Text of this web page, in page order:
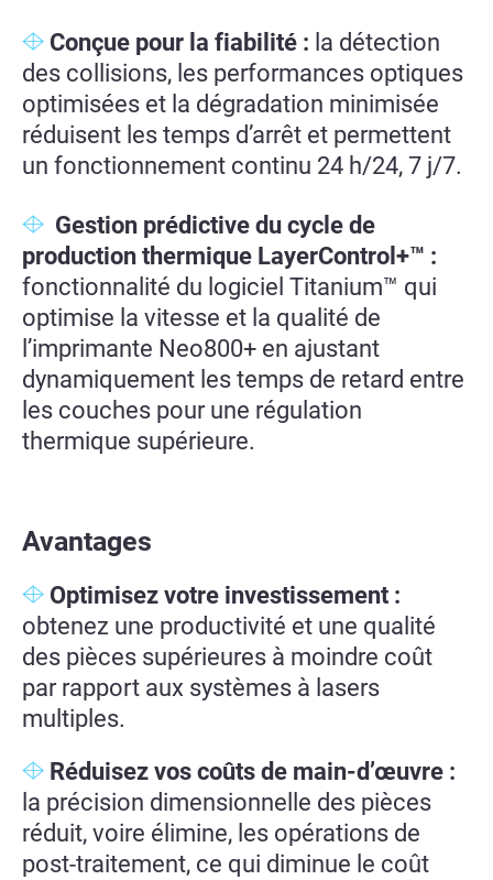
Conçue pour la fiabilité : la détection
des collisions, les performances optiques
optimisées et la dégradation minimisée
réduisent les temps d’arrêt et permettent
un fonctionnement continu 24 h/24, 7 j/7.
Gestion prédictive du cycle de
production thermique LayerControl+™ :
fonctionnalité du logiciel Titanium™ qui
optimise la vitesse et la qualité de
l’imprimante Neo800+ en ajustant
dynamiquement les temps de retard entre
les couches pour une régulation
thermique supérieure.
Avantages
Optimisez votre investissement :
obtenez une productivité et une qualité
des pièces supérieures à moindre coût
par rapport aux systèmes à lasers
multiples.
Réduisez vos coûts de main-d’œuvre :
la précision dimensionnelle des pièces
réduit, voire élimine, les opérations de
post-traitement, ce qui diminue le coût